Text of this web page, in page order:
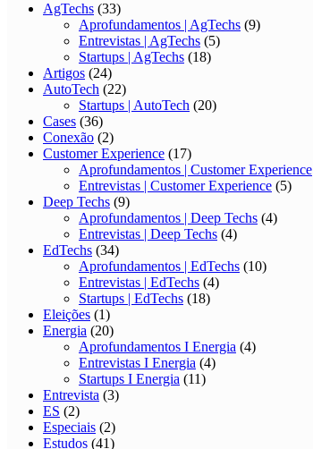
AgTechs (33)
Aprofundamentos | AgTechs (9)
Entrevistas | AgTechs (5)
Startups | AgTechs (18)
Artigos (24)
AutoTech (22)
Startups | AutoTech (20)
Cases (36)
Conexão (2)
Customer Experience (17)
Aprofundamentos | Customer Experience
Entrevistas | Customer Experience (5)
Deep Techs (9)
Aprofundamentos | Deep Techs (4)
Entrevistas | Deep Techs (4)
EdTechs (34)
Aprofundamentos | EdTechs (10)
Entrevistas | EdTechs (4)
Startups | EdTechs (18)
Eleições (1)
Energia (20)
Aprofundamentos I Energia (4)
Entrevistas I Energia (4)
Startups I Energia (11)
Entrevista (3)
ES (2)
Especiais (2)
Estudos (41)